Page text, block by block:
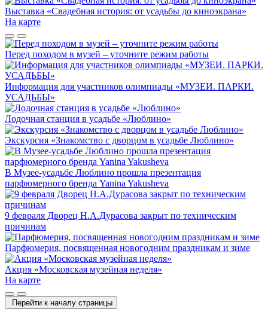
Выставка «Свадебная история: от усадьбы до киноэкрана»
На карте
Перед походом в музей – уточните режим работы
Информация для участников олимпиады «МУЗЕИ. ПАРКИ.
УСАДЬБЫ»
Лодочная станция в усадьбе «Люблино»
Экскурсия «Знакомство с дворцом в усадьбе Люблино»
В Музее-усадьбе Люблино прошла презентация
парфюмерного бренда Yanina Yakusheva
9 февраля Дворец Н.А.Дурасова закрыт по техническим
причинам
Парфюмерия, посвященная новогодним праздникам и зиме
Акция «Московская музейная неделя»
На карте
Перейти к началу страницы